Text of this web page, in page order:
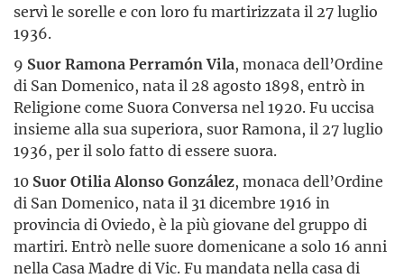
servì le sorelle e con loro fu martirizzata il 27 luglio
1936.
9 Suor Ramona Perramón Vila, monaca dell’Ordine
di San Domenico, nata il 28 agosto 1898, entrò in
Religione come Suora Conversa nel 1920. Fu uccisa
insieme alla sua superiora, suor Ramona, il 27 luglio
1936, per il solo fatto di essere suora.
10 Suor Otilia Alonso González, monaca dell’Ordine
di San Domenico, nata il 31 dicembre 1916 in
provincia di Oviedo, è la più giovane del gruppo di
martiri. Entrò nelle suore domenicane a solo 16 anni
nella Casa Madre di Vic. Fu mandata nella casa di